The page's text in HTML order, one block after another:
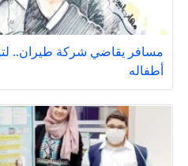
مسافر يقاضي شركة طيران..
أطفاله